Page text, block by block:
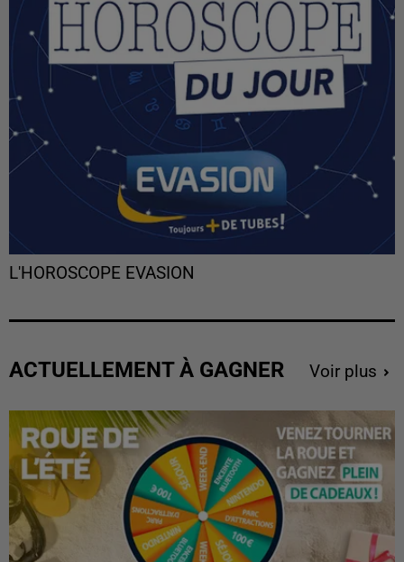
L'HOROSCOPE EVASION
ACTUELLEMENT À GAGNER Voir plus